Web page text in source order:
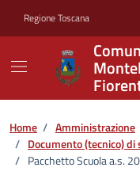
Regione Toscana
Home / Amministrazione
/ Documento (tecnico)
/ Pacchetto Scuola a.s.